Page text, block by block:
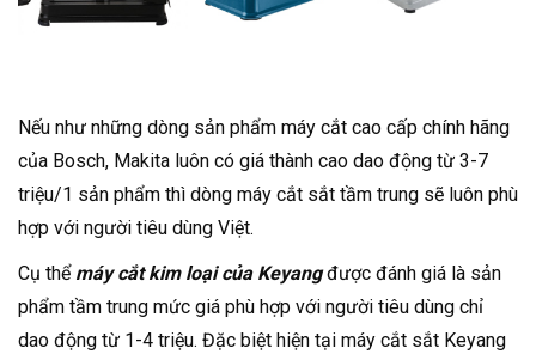
Nếu như những dòng sản phẩm máy cắt cao cấp chính hãng
của Bosch, Makita luôn có giá thành cao dao động từ 3-7
triệu/1 sản phẩm thì dòng máy cắt sắt tầm trung sẽ luôn phù
hợp với người tiêu dùng Việt.
Cụ thểmáy cắt kim loại của Keyangđược đánh giá là sản
phẩm tầm trung mức giá phù hợp với người tiêu dùng chỉ
dao động từ 1-4 triệu. Đặc biệt hiện tại máy cắt sắt Keyang